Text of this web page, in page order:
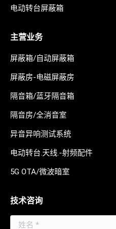
电动转台屏蔽箱
主营业务
屏蔽箱/自动屏蔽箱
屏蔽房-电磁屏蔽房
隔音箱/蓝牙隔音箱
隔音房/全消音室
异音异响测试系统
电动转台.天线.-射频配件
5G OTA/微波暗室
技术咨询
姓名 *